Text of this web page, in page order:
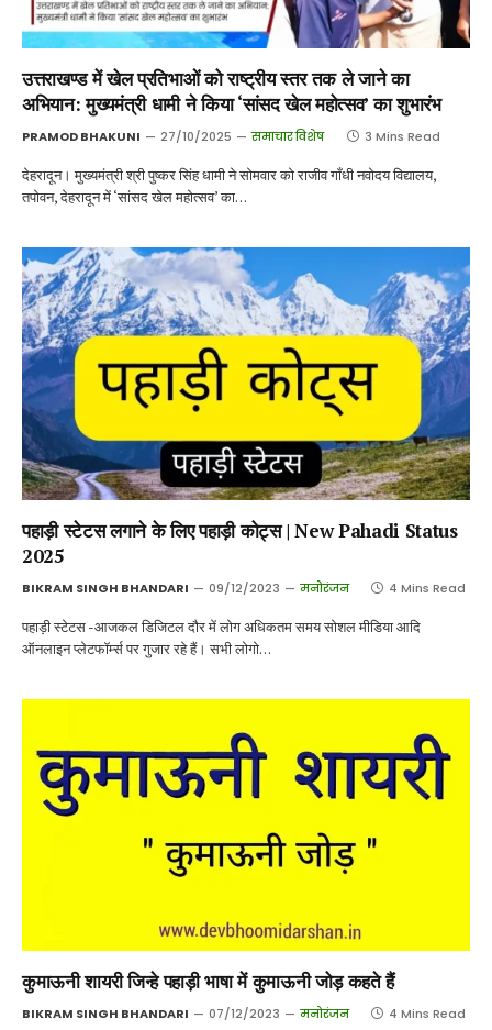
उत्तराखण्ड में खेल प्रतिभाओं को राष्ट्रीय स्तर तक ले जाने का
अभियान: मुख्यमंत्री धामी ने किया ‘सांसद खेल महोत्सव’ का शुभारंभ
PRAMOD BHAKUNI 27/10/2025 समाचार विशेष 3 Mins Read
देहरादून। मुख्यमंत्री श्री पुष्कर सिंह धामी ने सोमवार को राजीव गाँधी नवोदय विद्यालय,
तपोवन, देहरादून में ‘सांसद खेल महोत्सव’ का…
पहाड़ी स्टेटस लगाने के लिए पहाड़ी कोट्स | New Pahadi Status
2025
BIKRAM SINGH BHANDARI 09/12/2023 मनोरंजन 4 Mins Read
पहाड़ी स्टेटस -आजकल डिजिटल दौर में लोग अधिकतम समय सोशल मीडिया आदि
ऑनलाइन प्लेटफॉर्म्स पर गुजार रहे हैं। सभी लोगो…
कुमाऊनी शायरी जिन्हे पहाड़ी भाषा में कुमाऊनी जोड़ कहते हैं
BIKRAM SINGH BHANDARI 07/12/2023 मनोरंजन 4 Mins Read